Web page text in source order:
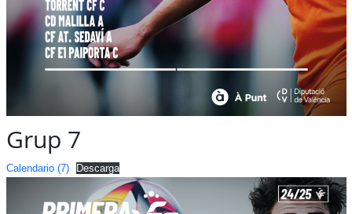
Grup 7
Calendario (7) Descarga